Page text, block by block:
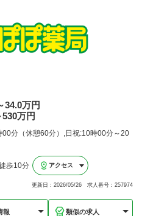
34.0万円
530万円
00分（休憩60分）,日祝:10時00分～20
歩10分 アクセス
更新日：2026/05/26 求人番号：257974
報 類似の求人